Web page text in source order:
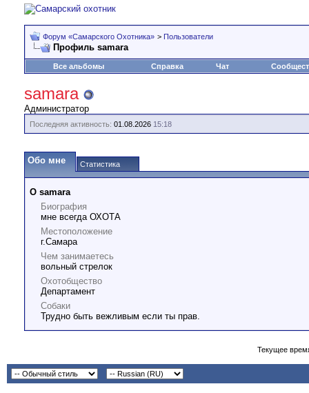
Форум «Самарского Охотника» > Пользователи
Профиль samara
Все альбомы Справка Чат
samara
Администратор
Последняя активность: 01.08.2026 15:18
Обо мне Статистика
О samara
Биография
мне всегда ОХОТА
Местоположение
г.Самара
Чем занимаетесь
вольный стрелок
Охотобщество
Департамент
Собаки
Трудно быть вежливым если ты прав.
Текущее